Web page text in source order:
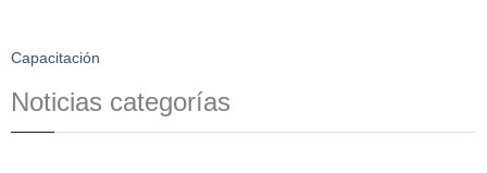
Capacitación
Noticias categorías